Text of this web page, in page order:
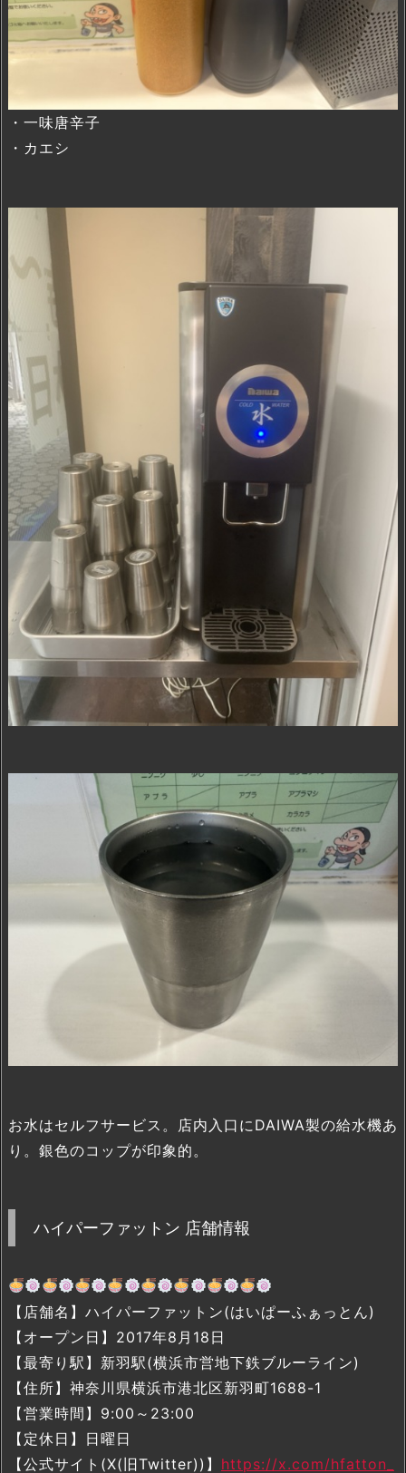
・一味唐辛子
・カエシ
お水はセルフサービス。店内入口にDAIWA製の給水機あ
り。銀色のコップが印象的。
ハイパーファットン 店舗情報
【店舗名】ハイパーファットン(はいぱーふぁっとん)
【オープン日】2017年8月18日
【最寄り駅】新羽駅(横浜市営地下鉄ブルーライン)
【住所】神奈川県横浜市港北区新羽町1688-1
【営業時間】9:00～23:00
【定休日】日曜日
【公式サイト(X(旧Twitter))】 https://x.com/hfatton_